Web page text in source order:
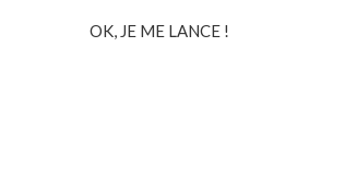
OK, JE ME LANCE !